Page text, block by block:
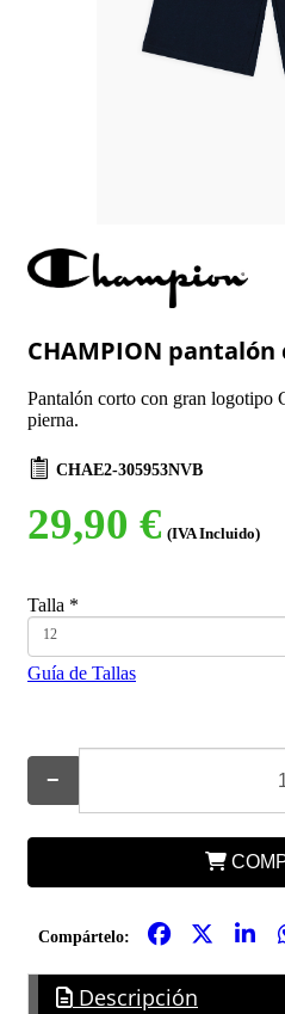
CHAMPION
Pantalón corto con gran logotipo
pierna.
CHAE2-305953NVB
29,90 € (IVA Incluido)
Talla *
12
Guía de Tallas
−
Compártelo:
Descripción